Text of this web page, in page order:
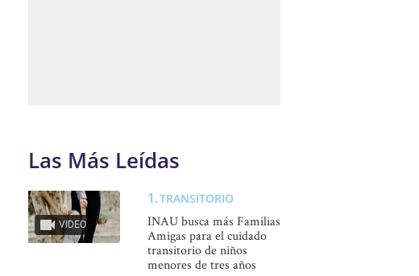
Las Más Leídas
VIDEO
TRANSITORIO
INAU busca más Familias
Amigas para el cuidado
transitorio de niños
menores de tres años